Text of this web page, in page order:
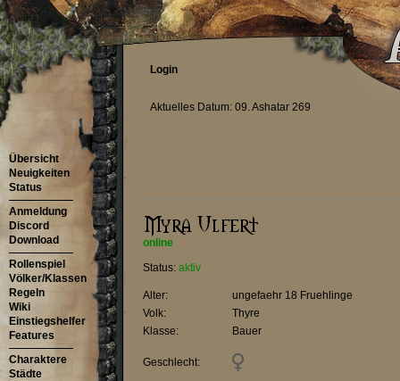
Login
Aktuelles Datum: 09. Ashatar 269
Übersicht
Neuigkeiten
Status
Anmeldung
Discord
Download
Rollenspiel
Völker/Klassen
Regeln
Wiki
Einstiegshelfer
Features
Charaktere
Städte
online
Status: aktiv
Alter:
ungefaehr 18 Fruehlinge
Volk:
Thyre
Klasse:
Bauer
Geschlecht: